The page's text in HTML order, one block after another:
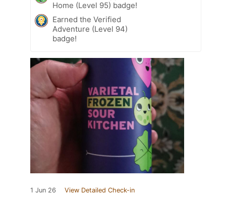
Home (Level 95) badge!
Earned the Verified
Adventure (Level 94)
badge!
1 Jun 26 View Detailed Check-in